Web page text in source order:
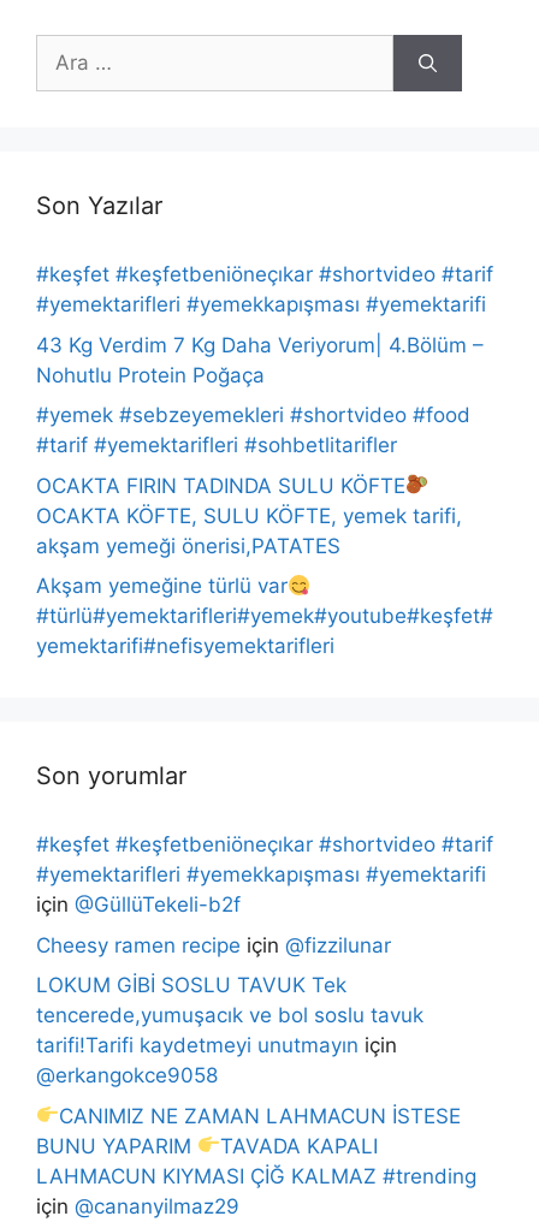
için
Son Yazılar
#keşfet #keşfetbeniöneçıkar #shortvideo #tarif
#yemektarifleri #yemekkapışması #yemektarifi
43 Kg Verdim 7 Kg Daha Veriyorum| 4.Bölüm –
Nohutlu Protein Poğaça
#yemek #sebzeyemekleri #shortvideo #food
#tarif #yemektarifleri #sohbetlitarifler
OCAKTA FIRIN TADINDA SULU KÖFTE
OCAKTA KÖFTE, SULU KÖFTE, yemek tarifi,
akşam yemeği önerisi,PATATES
Akşam yemeğine türlü var
#türlü#yemektarifleri#yemek#youtube#keşfet#
yemektarifi#nefisyemektarifleri
Son yorumlar
#keşfet #keşfetbeniöneçıkar #shortvideo #tarif
#yemektarifleri #yemekkapışması #yemektarifi
için @GüllüTekeli-b2f
Cheesy ramen recipe için @fizzilunar
LOKUM GİBİ SOSLU TAVUK Tek
tencerede,yumuşacık ve bol soslu tavuk
tarifi!Tarifi kaydetmeyi unutmayın için
@erkangokce9058
CANIMIZ NE ZAMAN LAHMACUN İSTESE
BUNU YAPARIM
TAVADA KAPALI
LAHMACUN KIYMASI ÇİĞ KALMAZ #trending
için @cananyilmaz29